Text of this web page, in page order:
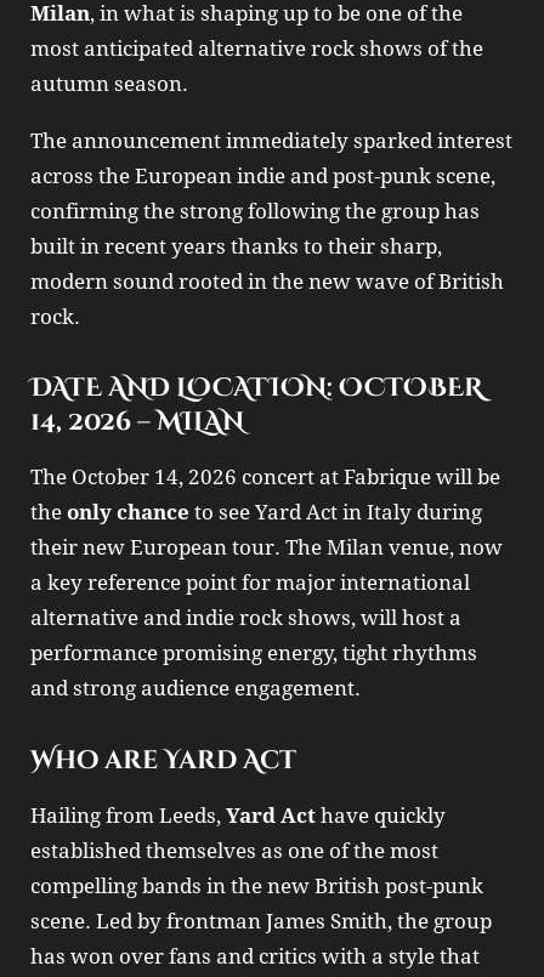
Milan, in what is shaping up to be one of the
most anticipated alternative rock shows of the
autumn season.
The announcement immediately sparked interest
across the European indie and post‑punk scene,
confirming the strong following the group has
built in recent years thanks to their sharp,
modern sound rooted in the new wave of British
rock.
DATE AND LOCATION: OCTOBER
14, 2026 – MILAN
The October 14, 2026 concert at Fabrique will be
the only chance to see Yard Act in Italy during
their new European tour. The Milan venue, now
a key reference point for major international
alternative and indie rock shows, will host a
performance promising energy, tight rhythms
and strong audience engagement.
Who are Yard Act
Hailing from Leeds, Yard Act have quickly
established themselves as one of the most
compelling bands in the new British post‑punk
scene. Led by frontman James Smith, the group
has won over fans and critics with a style that